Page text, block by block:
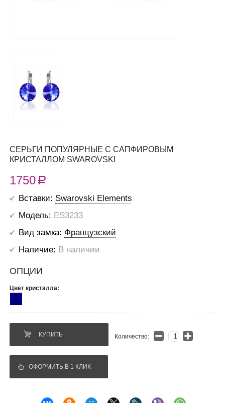
СЕРЬГИ ПОПУЛЯРНЫЕ С САПФИРОВЫМ
КРИСТАЛЛОМ SWAROVSKI
1750R
Вставки: Swarovski Elements
Модель: ES3233
Вид замка: Французский
Наличие: В наличии
ОПЦИИ
Цвет кристалла:
КУПИТЬ Количество:
ОФОРМИТЬ В 1 КЛИК